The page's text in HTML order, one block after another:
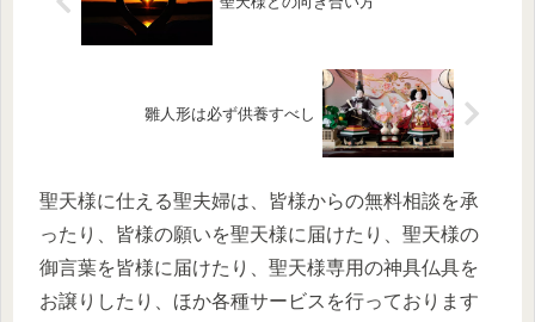
雛人形は必ず供養すべし
聖天様に仕える聖夫婦は、皆様からの無料相談を承
ったり、皆様の願いを聖天様に届けたり、聖天様の
御言葉を皆様に届けたり、聖天様専用の神具仏具を
お譲りしたり、ほか各種サービスを行っております